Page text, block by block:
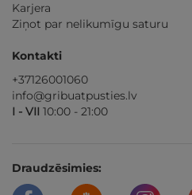
Karjera
Ziņot par nelikumīgu saturu
Kontakti
+37126001060
info@gribuatpusties.lv
I - VII 10:00 - 21:00
Draudzēsimies: